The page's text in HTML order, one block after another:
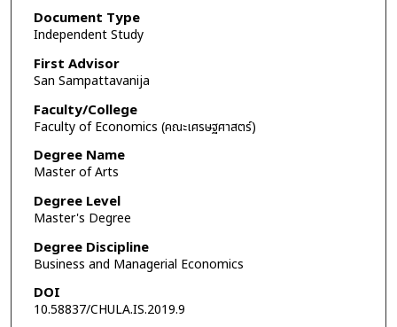
Document Type
Independent Study
First Advisor
San Sampattavanija
Faculty/College
Faculty of Economics (คณะเศรษฐศาสตร์)
Degree Name
Master of Arts
Degree Level
Master's Degree
Degree Discipline
Business and Managerial Economics
DOI
10.58837/CHULA.IS.2019.9